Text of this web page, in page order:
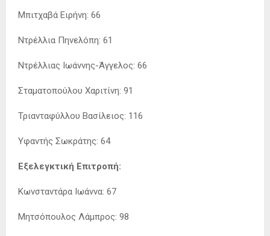
Μπιτχαβά Ειρήνη: 66
Ντρέλλια Πηνελόπη: 61
Ντρέλλιας Ιωάννης-Άγγελος: 66
Σταματοπούλου Χαριτίνη: 91
Τριανταφύλλου Βασίλειος: 116
Υφαντής Σωκράτης: 64
Εξελεγκτική Επιτροπή:
Κωνσταντάρα Ιωάννα: 67
Μητσόπουλος Λάμπρος: 98